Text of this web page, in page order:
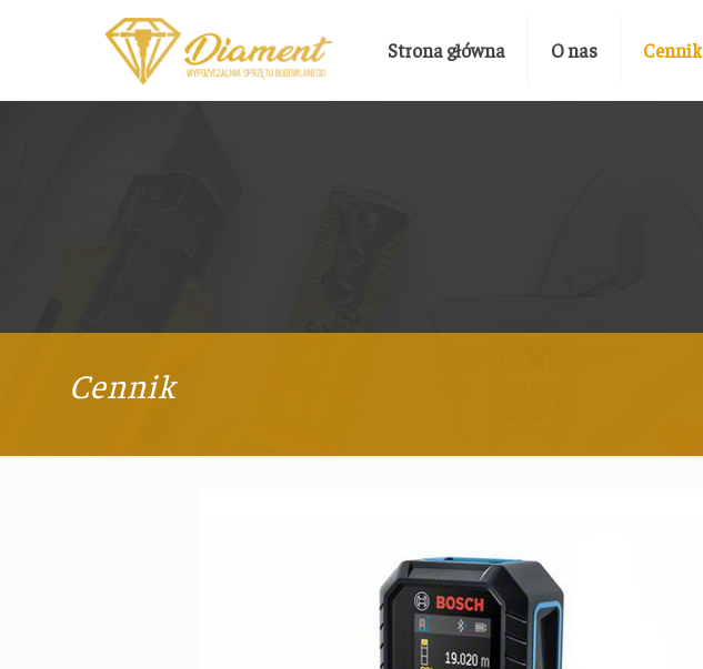
Strona główna O nas Cennik
Cennik